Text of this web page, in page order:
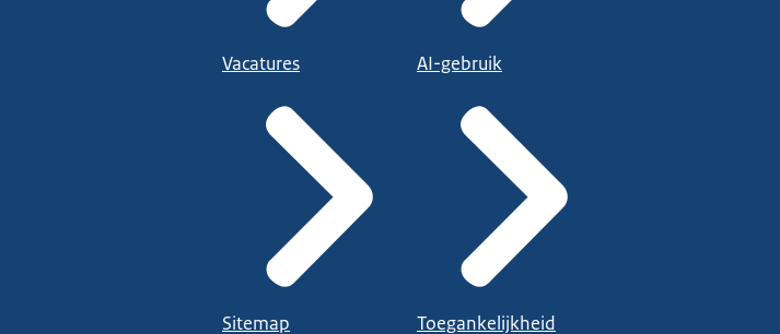
Vacatures
Sitemap
AI-gebruik
Toegankelijkheid